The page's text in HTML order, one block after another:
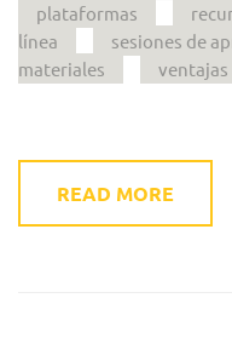
plataformas
línea
sesiones de
materiales
ventajas
READ MORE